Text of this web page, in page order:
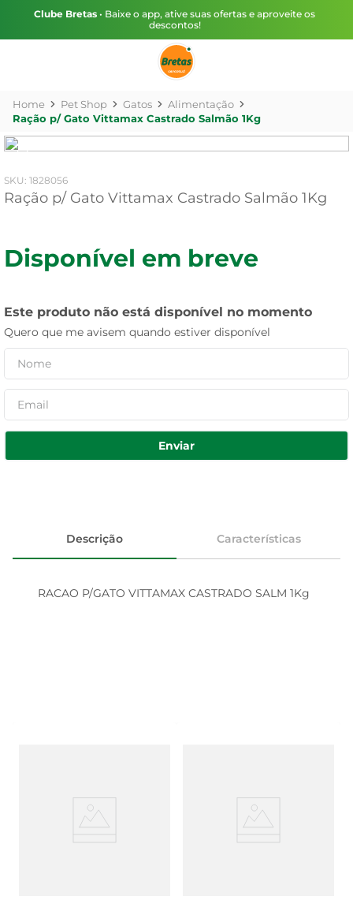
Clube Bretas • Baixe o app, ative suas ofertas e aproveite os
descontos!
Pet Shop Gatos
Alimentação
Ração p/ Gato Vittamax Castrado Salmão 1Kg
: 1828056
Ração p/ Gato Vittamax Castrado Salmão 1Kg
Disponível em breve
Este produto não está disponível no momento
Quero que me avisem quando estiver disponível
Enviar
Descrição Características
RACAO P/GATO VITTAMAX CASTRADO SALM 1Kg